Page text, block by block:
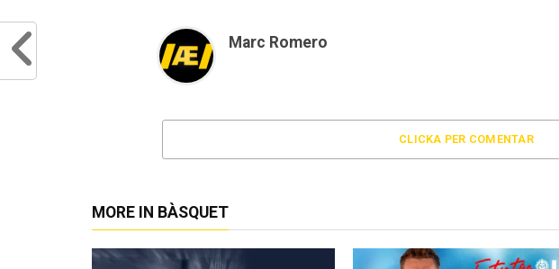
Marc Romero
CLICKA PER COMENTAR
MORE IN BÀSQUET